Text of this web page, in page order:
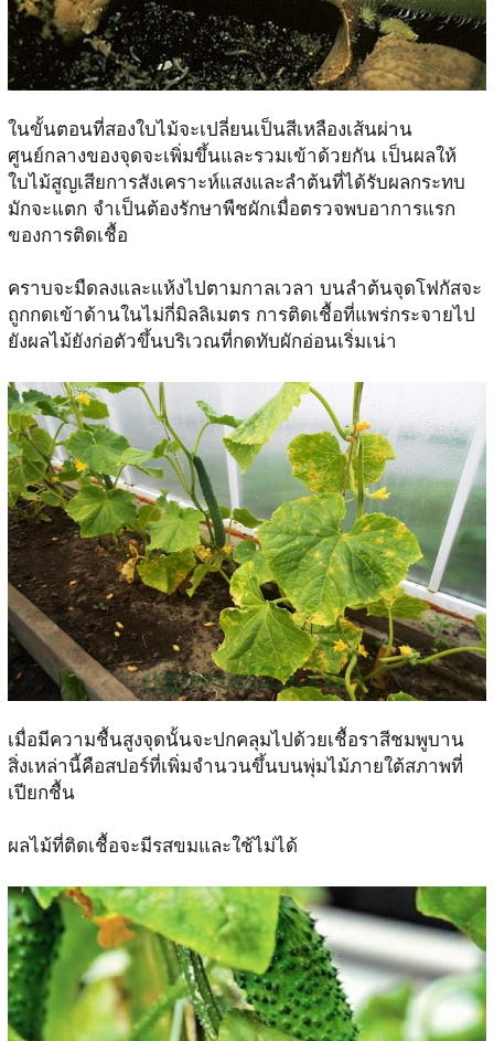
ในขั้นตอนที่สองใบไม้จะเปลี่ยนเป็นสีเหลืองเส้นผ่าน
ศูนย์กลางของจุดจะเพิ่มขึ้นและรวมเข้าด้วยกัน เป็นผลให้
ใบไม้สูญเสียการสังเคราะห์แสงและลำต้นที่ได้รับผลกระทบ
มักจะแตก จำเป็นต้องรักษาพืชผักเมื่อตรวจพบอาการแรก
ของการติดเชื้อ
คราบจะมืดลงและแห้งไปตามกาลเวลา บนลำต้นจุดโฟกัสจะ
ถูกกดเข้าด้านในไม่กี่มิลลิเมตร การติดเชื้อที่แพร่กระจายไป
ยังผลไม้ยังก่อตัวขึ้นบริเวณที่กดทับผักอ่อนเริ่มเน่า
เมื่อมีความชื้นสูงจุดนั้นจะปกคลุมไปด้วยเชื้อราสีชมพูบาน
สิ่งเหล่านี้คือสปอร์ที่เพิ่มจำนวนขึ้นบนพุ่มไม้ภายใต้สภาพที่
เปียกชื้น
ผลไม้ที่ติดเชื้อจะมีรสขมและใช้ไม่ได้